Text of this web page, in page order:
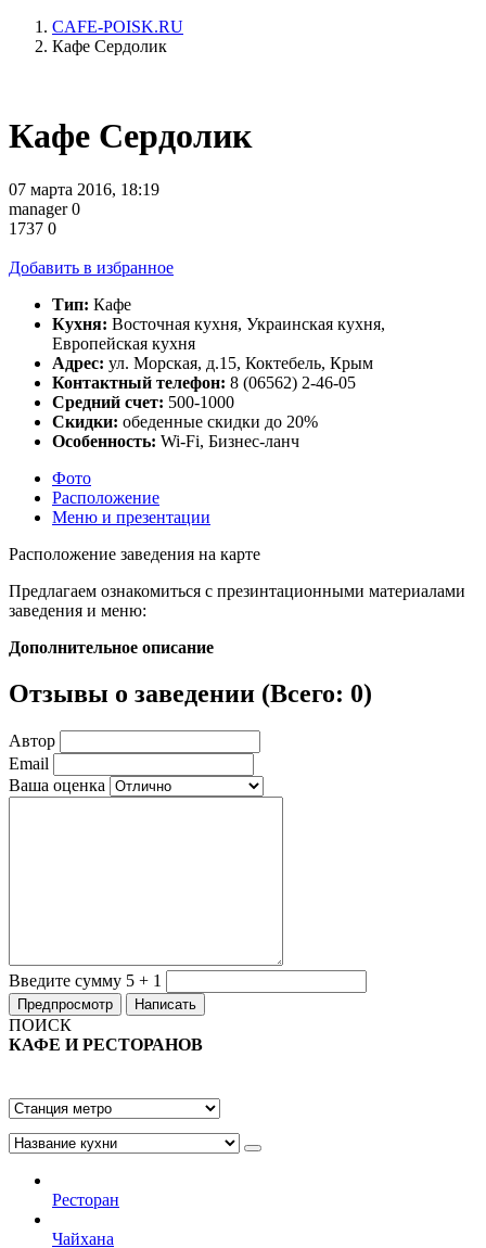
CAFE-POISK.RU
Кафе Сердолик
Кафе Сердолик
07 марта 2016, 18:19
manager0
1737 0
Добавить в избранное
Тип: Кафе
Кухня: Восточная кухня, Украинская кухня,
Европейская кухня
Адрес: ул. Морская, д.15, Коктебель, Крым
Контактный телефон: 8 (06562) 2-46-05
Средний счет: 500-1000
Скидки: обеденные скидки до 20%
Особенность: Wi-Fi, Бизнес-ланч
Фото
Расположение
Меню и презентации
Расположение заведения на карте
Предлагаем ознакомиться с презинтационными материалами
заведения и меню:
Дополнительное описание
Отзывы о заведении (Всего: 0)
Автор
Email
Ваша оценка
Введите сумму 5 + 1
ПОИСК
КАФЕ И РЕСТОРАНОВ
Ресторан
Чайхана